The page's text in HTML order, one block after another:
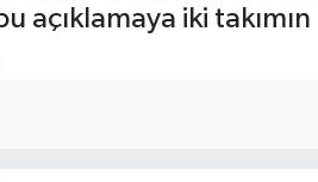
açıklamaya iki